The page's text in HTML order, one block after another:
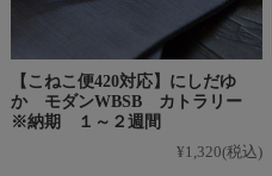
【こねこ便420対応】にしだゆ
か モダンWBSB カトラリー
※納期 １～２週間
¥1,320(税込)